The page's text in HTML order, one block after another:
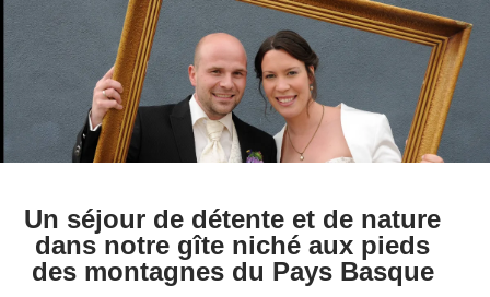
Un séjour de détente et de nature
dans notre gîte niché aux pieds
des montagnes du Pays Basque